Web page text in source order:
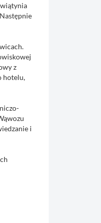
z
hotelu,
i